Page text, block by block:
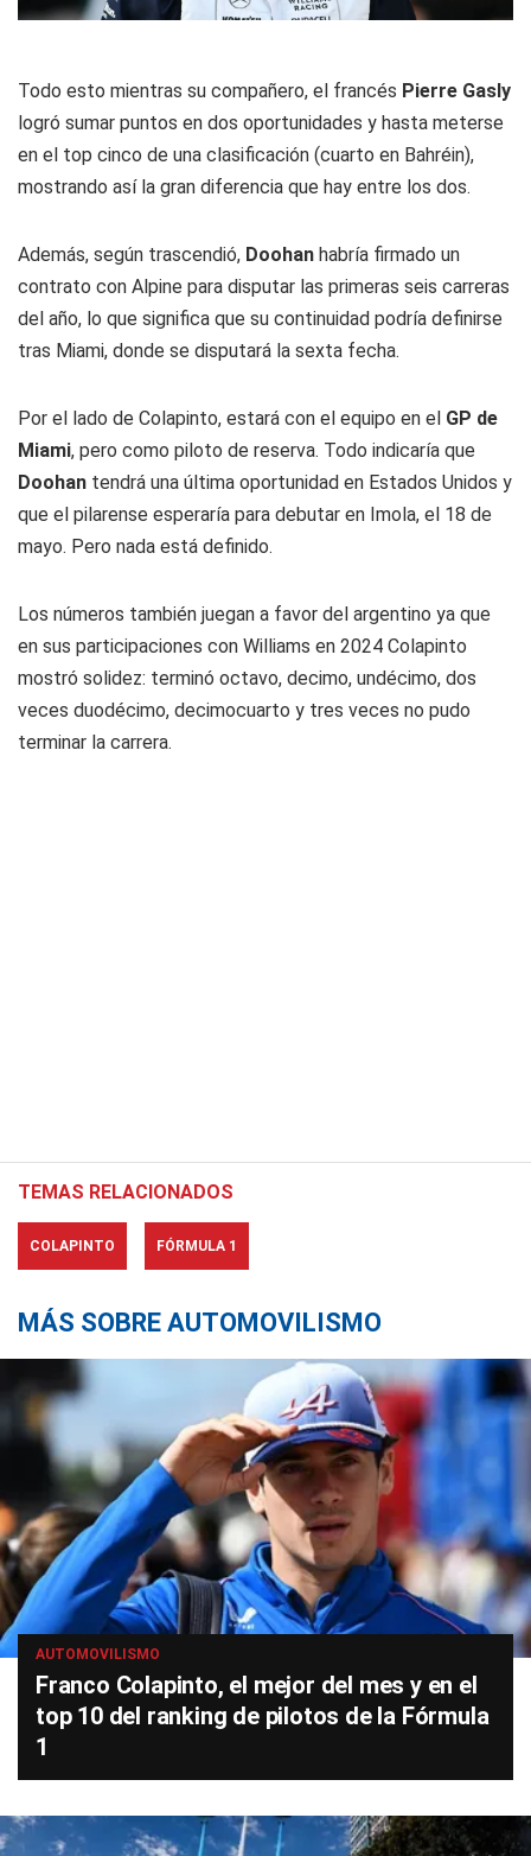
Todo esto mientras su compañero, el francés Pierre Gasly
logró sumar puntos en dos oportunidades y hasta meterse
en el top cinco de una clasificación (cuarto en Bahréin),
mostrando así la gran diferencia que hay entre los dos.
Además, según trascendió, Doohan habría firmado un
contrato con Alpine para disputar las primeras seis carreras
del año, lo que significa que su continuidad podría definirse
tras Miami, donde se disputará la sexta fecha.
Por el lado de Colapinto, estará con el equipo en el GP de
Miami, pero como piloto de reserva. Todo indicaría que
Doohan tendrá una última oportunidad en Estados Unidos y
que el pilarense esperaría para debutar en Imola, el 18 de
mayo. Pero nada está definido.
Los números también juegan a favor del argentino ya que
en sus participaciones con Williams en 2024 Colapinto
mostró solidez: terminó octavo, decimo, undécimo, dos
veces duodécimo, decimocuarto y tres veces no pudo
terminar la carrera.
TEMAS RELACIONADOS
COLAPINTO FÓRMULA 1
MÁS SOBRE AUTOMOVILISMO
AUTOMOVILISMO
Franco Colapinto, el mejor del mes y en el
top 10 del ranking de pilotos de la Fórmula
1